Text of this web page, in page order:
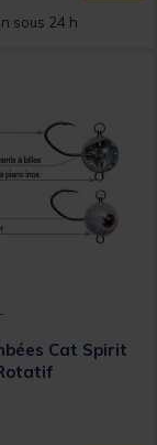
sous 24 h
Cat Spirit